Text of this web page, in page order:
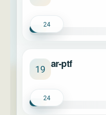
24
19 ar-ptf
24